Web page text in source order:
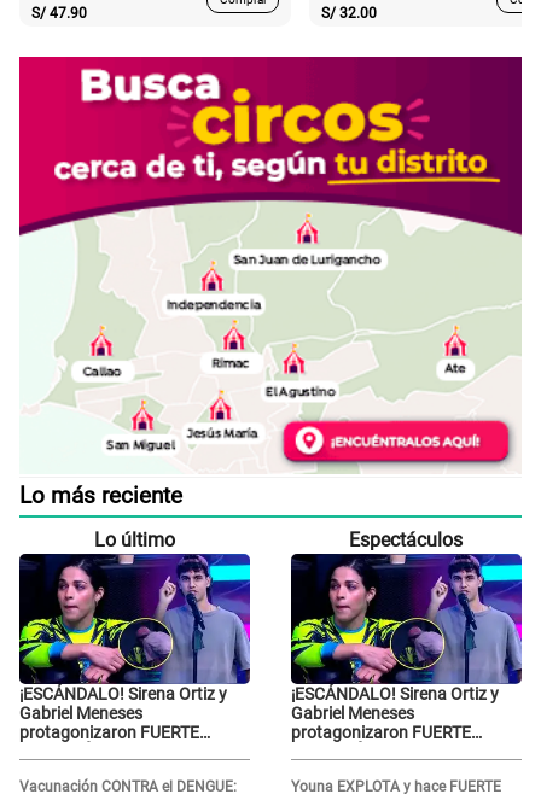
S/ 47.90 S/ 32.00
Lo más reciente
Lo último
¡ESCÁNDALO! Sirena Ortiz y
Gabriel Meneses
protagonizaron FUERTE
Vacunación CONTRA el DENGUE:
Espectáculos
¡ESCÁNDALO! Sirena Ortiz y
Gabriel Meneses
protagonizaron FUERTE
Youna EXPLOTA y hace FUERTE